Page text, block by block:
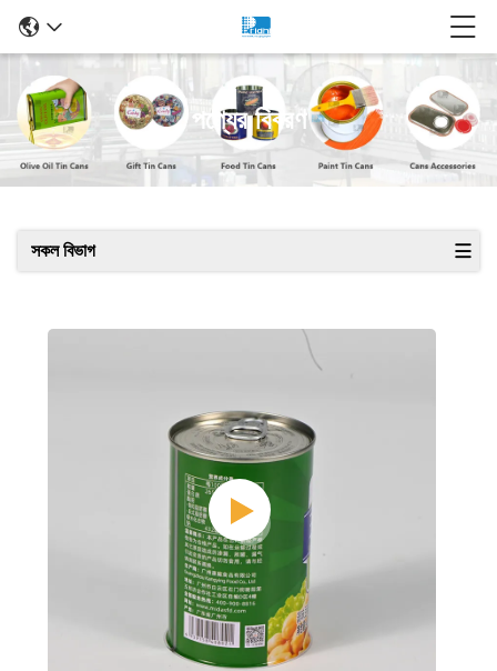
পণ্যের বিবরণ
সকল বিভাগ